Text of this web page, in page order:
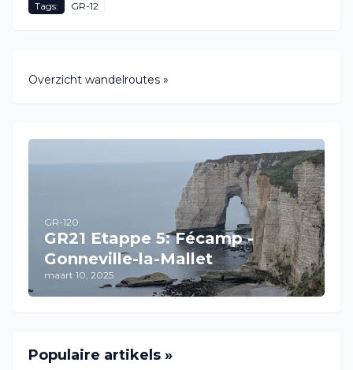
Tags: GR-12
Overzicht wandelroutes »
GR-120
GR21 Etappe 5: Fécamp -
Gonneville-la-Mallet
maart 10, 2025
Populaire artikels »